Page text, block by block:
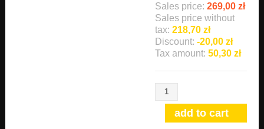
Sales price: 269,00 zł
Sales price without
tax: 218,70 zł
Discount: -20,00 zł
Tax amount: 50,30 zł